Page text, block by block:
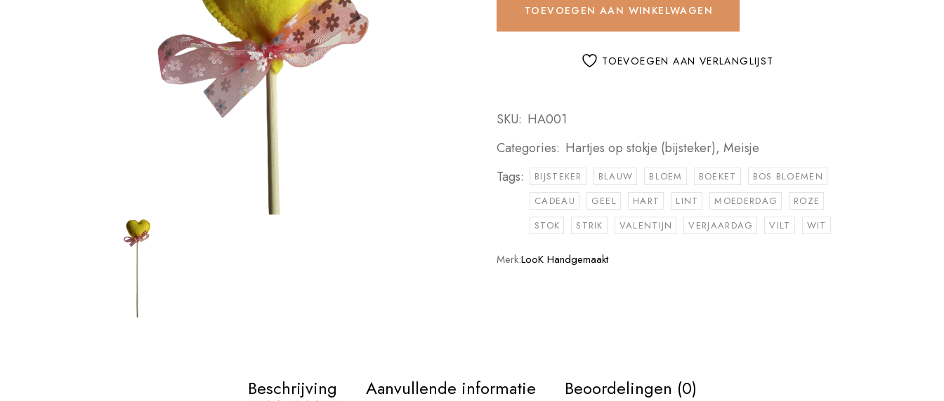
TOEVOEGEN AAN WINKELWAGEN
TOEVOEGEN AAN VERLANGLIJST
SKU: HA001
Categories: Hartjes op stokje (bijsteker), Meisje
Tags:
BIJSTEKER BLAUW BLOEM BOEKET
BOS BLOEMEN
CADEAU
GEEL HART LINT MOEDERDAG
ROZE
STOK
STRIK VALENTIJN VERJAARDAG VILT WIT
Merk:LooK Handgemaakt
Beschrijving Aanvullende informatie Beoordelingen (0)